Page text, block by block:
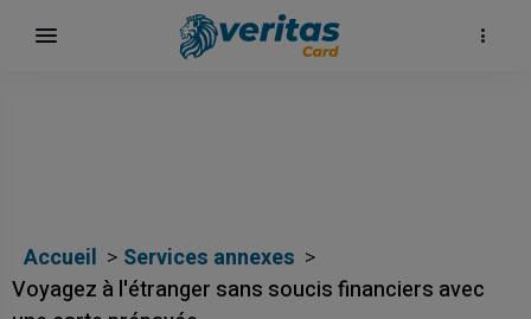
Accueil
Services annexes
Voyagez à l'étranger sans soucis financiers avec